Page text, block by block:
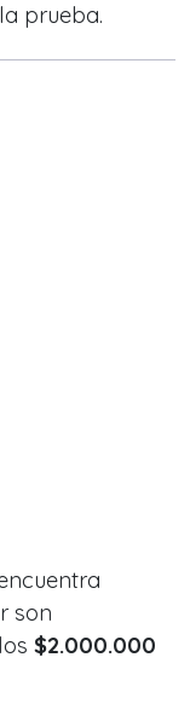
prueba.
son
$2.000.000